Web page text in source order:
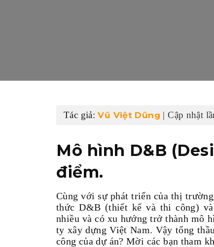
Tác giả:Vũ Việt Dũng | Cập nhật
Mô hình D&B
điểm.
Cùng với sự phát triển của thị
thức D&B (thiết kế và thi công)
nhiều và có xu hướng trở thành mô
ty xây dựng Việt Nam. Vậy tổng
công của dự án? Mời các bạn tham